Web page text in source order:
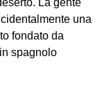
La gente
una
fondato da
spagnolo